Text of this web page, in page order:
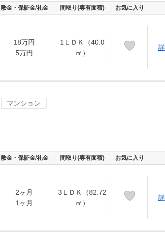
敷金・保証金/礼金 間取り(専有面積) お気に入り
18万円
5万円
1ＬＤＫ（40.0
㎡）
マンション
敷金・保証金/礼金 間取り(専有面積) お気に入り
2ヶ月
1ヶ月
3ＬＤＫ（82.72
㎡）